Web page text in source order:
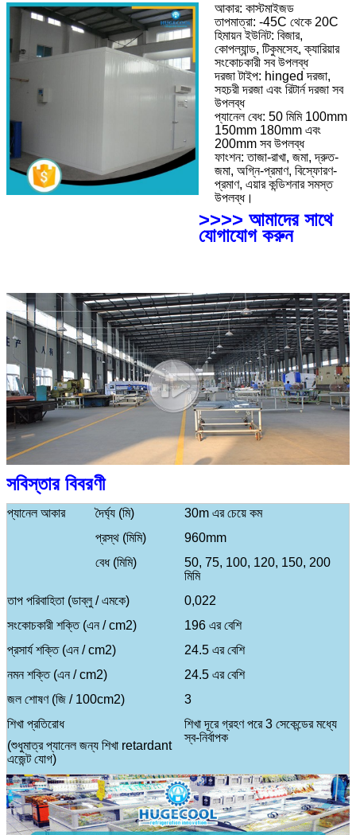
আকার: কাস্টমাইজড
তাপমাত্রা: -45C থেকে 20C
হিমায়ন ইউনিট: বিজার,
কোপল্যান্ড, টিকুমসেহ, ক্যারিয়ার
সংকোচকারী সব উপলব্ধ
দরজা টাইপ: hinged দরজা,
সহচরী দরজা এবং রিটার্ন দরজা সব
উপলব্ধ
প্যানেল বেধ: 50 মিমি 100mm
150mm 180mm এবং
200mm সব উপলব্ধ
ফাংশন: তাজা-রাখা, জমা, দ্রুত-
জমা, অগ্নি-প্রমাণ, বিস্ফোরণ-
প্রমাণ, এয়ার কন্ডিশনার সমস্ত
উপলব্ধ।
>>>> আমাদের সাথে
যোগাযোগ করুন
সবিস্তার বিবরণী
প্যানেল আকার দৈর্ঘ্য (মি)
30m এর চেয়ে কম
প্রস্থ (মিমি)
960mm
বেধ (মিমি)
50, 75, 100, 120, 150, 200
মিমি
তাপ পরিবাহিতা (ডাব্লু / এমকে)
0,022
সংকোচকারী শক্তি (এন / cm2)
196 এর বেশি
প্রসার্য শক্তি (এন / cm2)
24.5 এর বেশি
নমন শক্তি (এন / cm2)
24.5 এর বেশি
জল শোষণ (জি / 100cm2)
3
শিখা প্রতিরোধ
(শুধুমাত্র প্যানেল জন্য শিখা retardant
এজেন্ট যোগ)
শিখা দূরে গ্রহণ পরে 3 সেকেন্ডের মধ্যে
স্ব-নির্বাপক
ইস্পাত আচ্ছাদন উপাদান
রঙ আঁকা ইস্পাত
মরিচা রোধক স্পাত
Galvanized ইস্পাত